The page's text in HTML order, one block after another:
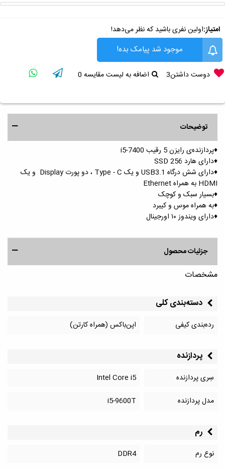
امتیاز:اولین نفری باشید که نظر می‌دهد!
موجود شد پیامک بده!
دوست داشتن3 اضافه به لیست مقایسه 0
توضیحات
♦️پردازنده‌ی رایزن 5 رقیب i5-7400
♦️دارای هارد 256 SSD
♦️دارای شش درگاه USB3.1 و یک Type - C ، دو پورت Display و یک
HDMI به همراه Ethernet
♦️بسیار سبک و کوچک
♦️به همراه موس و کیبرد
♦️دارای ویندوز ١٠ اورجینال
جزئیات محصول
مشخصات
دسته‌بندی کلی
رده‌بندی کیفی اپن‌باکس (همراه کارتن)
پردازنده
سِری پردازنده
Intel Core i5
مدل پردازنده
i5-9600T
رم
نوع رم
DDR4